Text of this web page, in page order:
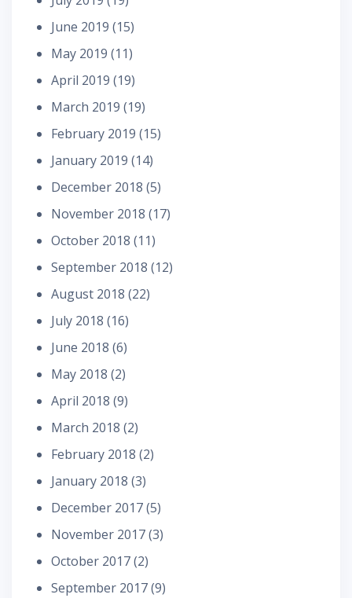
June 2019 (15)
May 2019 (11)
April 2019 (19)
March 2019 (19)
February 2019 (15)
January 2019 (14)
December 2018 (5)
November 2018 (17)
October 2018 (11)
September 2018 (12)
August 2018 (22)
July 2018 (16)
June 2018 (6)
May 2018 (2)
April 2018 (9)
March 2018 (2)
February 2018 (2)
January 2018 (3)
December 2017(5)
November 2017(3)
October 2017(2)
September 2017(9)